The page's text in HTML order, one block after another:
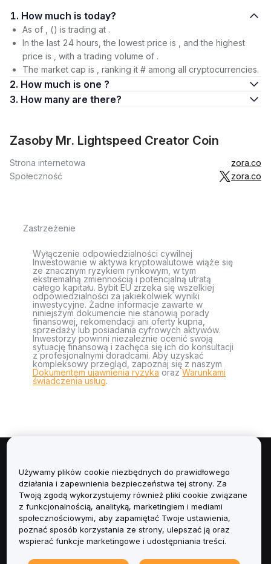
1. How much is today?
As of , () is trading at .
In the last 24 hours, the lowest price is , and the highest
price is , with a trading volume of .
The market cap is , ranking it # among all cryptocurrencies.
2. How much is one ?
3. How many are there?
Zasoby Mr. Lightspeed Creator Coin
Strona internetowa
zora.co
Społeczność
zora.co
Zastrzeżenie
Wyłączenie odpowiedzialności cywilnej
Inwestowanie w aktywa kryptowalutowe wiąże się
ze znacznym ryzykiem rynkowym, w tym
ekstremalną zmiennością i potencjalną utratą
całego kapitału. Bybit EU zrzeka się wszelkiej
odpowiedzialności za jakiekolwiek wyniki
inwestycyjne. Żadne informacje zawarte w
niniejszym dokumencie nie stanowią porady
finansowej, rekomendacji ani oferty kupna,
sprzedaży lub posiadania cyfrowych aktywów.
Inwestorzy powinni niezależnie ocenić swoją
sytuację finansową i zachęca się ich do konsultacji
z profesjonalnymi doradcami. Aby uzyskać
kompleksowy przegląd, zapoznaj się z naszym
Dokumentem ujawnienia ryzyka orazWarunkami
świadczenia usług.
Informacje
Usługi
Obsługa Klienta
Używamy plików cookie niezbędnych do prawidłowego
działania i zapewnienia bezpieczeństwa tej strony. Za
Twoją zgodą wykorzystujemy również pliki cookie związane
z funkcjonalnością, analityką, marketingiem i mediami
społecznościowymi, aby zapamiętać Twoje ustawienia,
poznać sposób korzystania ze strony, ulepszać ją oraz
wspierać funkcje marketingowe i udostępniania treści.